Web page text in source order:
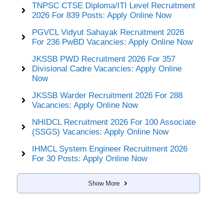
TNPSC CTSE Diploma/ITI Level Recruitment
2026 For 839 Posts: Apply Online Now
PGVCL Vidyut Sahayak Recruitment 2026
For 236 PwBD Vacancies: Apply Online Now
JKSSB PWD Recruitment 2026 For 357
Divisional Cadre Vacancies: Apply Online
Now
JKSSB Warder Recruitment 2026 For 288
Vacancies: Apply Online Now
NHIDCL Recruitment 2026 For 100 Associate
(SSGS) Vacancies: Apply Online Now
IHMCL System Engineer Recruitment 2026
For 30 Posts: Apply Online Now
Show More